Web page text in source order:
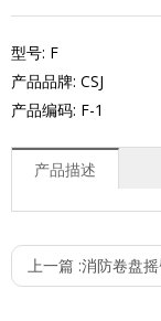
型号: F
产品品牌: CSJ
产品编码: F-1
产品描述
上一篇 :消防卷盘摇臂固